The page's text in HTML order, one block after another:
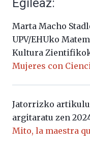
Egileaz:
Marta Macho
UPV/EHUko
Kultura
Mujeres con
Jatorrizko
argitaratu zen
Mito, la maestra